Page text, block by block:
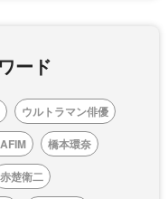
ード
ウルトラマン俳優
橋本環奈
赤楚衛二